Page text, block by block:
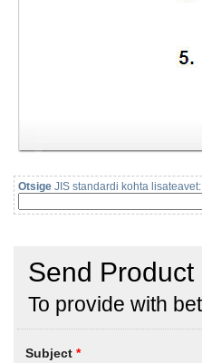
Otsige JIS standardi kohta lisateavet: